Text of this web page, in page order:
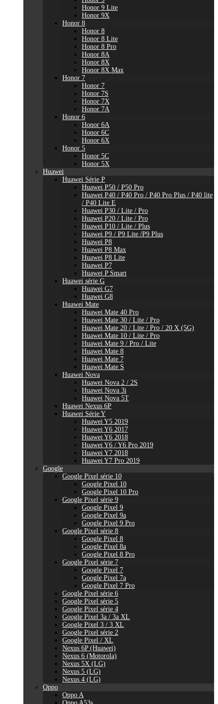
Honor 9 Lite
Honor 9X
Honor 8
Honor 8
Honor 8 Lite
Honor 8 Pro
Honor 8A
Honor 8X
Honor 8X Max
Honor 7
Honor 7
Honor 7S
Honor 7X
Honor 7A
Honor 6
Honor 6A
Honor 6C
Honor 6X
Honor 5
Honor 5C
Honor 5X
Huawei
Huawei Série P
Huawei P50 / P50 Pro
Huawei P40 / P40 Pro / P40 Pro Plus / P40 lite
/ P40 Lite E
Huawei P30 / Lite / Pro
Huawei P20 / Lite / Pro
Huawei P10 / Lite / Plus
Huawei P9 / P9 Lite /P9 Plus
Huawei P8
Huawei P8 Max
Huawei P8 Lite
Huawei P7
Huawei P Smart
Huawei série G
Huawei G7
Huawei G8
Huawei Mate
Huawei Mate 40 Pro
Huawei Mate 30 / Lite / Pro
Huawei Mate 20 / Lite / Pro / 20 X (5G)
Huawei Mate 10 / Lite / Pro
Huawei Mate 9 / Pro / Lite
Huawei Mate 8
Huawei Mate 7
Huawei Mate S
Huawei Nova
Huawei Nova 2 / 2S
Huawei Nova 3i
Huawei Nova 5T
Huawei Nexus 6P
Huawei Série Y
Huawei Y5 2019
Huawei Y6 2017
Huawei Y6 2018
Huawei Y6 / Y6 Pro 2019
Huawei Y7 2018
Huawei Y7 Pro 2019
Google
Google Pixel série 10
Google Pixel 10
Google Pixel 10 Pro
Google Pixel série 9
Google Pixel 9
Google Pixel 9a
Google Pixel 9 Pro
Google Pixel série 8
Google Pixel 8
Google Pixel 8a
Google Pixel 8 Pro
Google Pixel série 7
Google Pixel 7
Google Pixel 7a
Google Pixel 7 Pro
Google Pixel série 6
Google Pixel série 5
Google Pixel série 4
Google Pixel 3a / 3a XL
Google Pixel 3 / 3 XL
Google Pixel série 2
Google Pixel / XL
Nexus 6P (Huawei)
Nexus 6 (Motorola)
Nexus 5X (LG)
Nexus 5 (LG)
Nexus 4 (LG)
Oppo
Oppo A